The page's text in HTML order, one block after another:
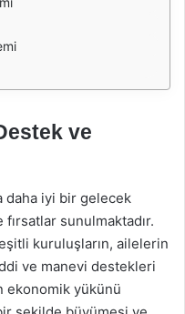
ve
daha iyi bir gelecek
sunulmaktadır.
kuruluşların, ailelerin
ve manevi destekleri
ekonomik yükünü